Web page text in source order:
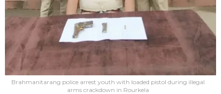
Brahmanitarang police arrest youth with loaded pistol during illegal
arms crackdown in Rourkela